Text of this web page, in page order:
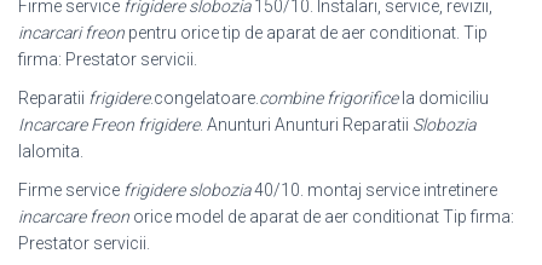
Firme service frigidere slobozia150/10. Instalari, service, revizii,
incarcari freon pentru orice tip de aparat de aer conditionat. Tip
firma: Prestator servicii.
Reparatii frigidere.congelatoare. combine frigorificela domiciliu
Incarcare Freon frigidere. Anunturi Anunturi Reparatii Slobozia
Ialomita.
Firme service frigidere slobozia40/10. montaj service intretinere
incarcare freon orice model de aparat de aer conditionat Tip firma:
Prestator servicii.